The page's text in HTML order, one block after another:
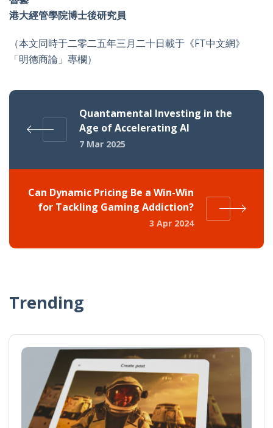
港大經管學院博士後研究員
（本文同時于二零二五年三月二十日載于《FT中文網》
「明德商論」專欄）
Quantamental Investing in the
Age of Accelerating AI
7 Mar 2025
Can Dynamic Pricing Be a Win-Win
for Tackling Gaming Addiction?
3 Apr 2024
Trending